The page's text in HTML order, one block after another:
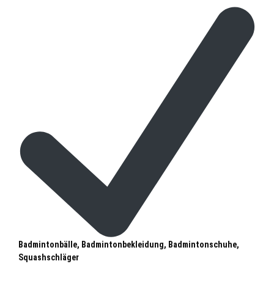
Badmintonbälle, Badmintonbekleidung, Badmintonschuhe,
Squashschläger